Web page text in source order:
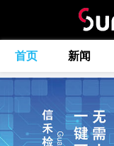
首页 新闻